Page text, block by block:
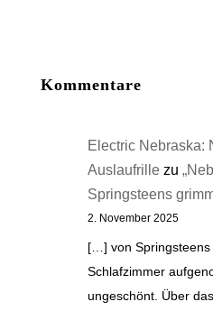
Kommentare
Electric Nebraska:
Auslaufrillezu
Springsteens
2. November 2025
[…] von Springsteens
Schlafzimmer
ungeschönt. Über